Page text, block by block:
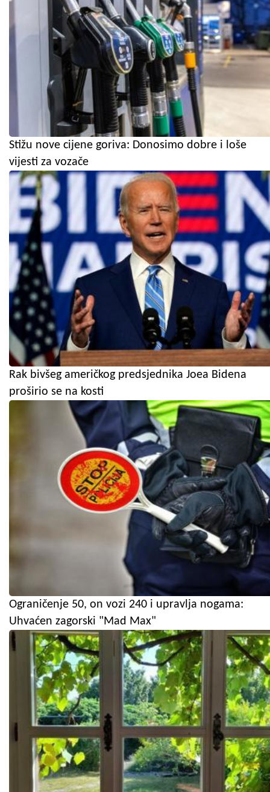
Stižu nove cijene goriva: Donosimo dobre i loše
vijesti za vozače
Rak bivšeg američkog predsjednika Joea Bidena
proširio se na kosti
Ograničenje 50, on vozi 240 i upravlja nogama:
Uhvaćen zagorski "Mad Max"